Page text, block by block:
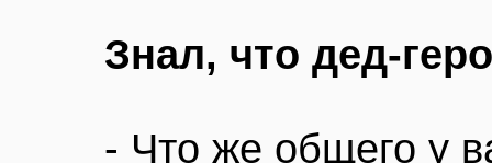
Знал, что дед-
- Что же общего у